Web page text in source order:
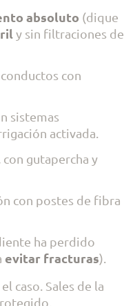
absoluto (dique
y sin filtraciones de
con
sistemas
activada.
con gutapercha y
con postes de fibra
ha perdido
evitar fracturas).
caso. Sales de la